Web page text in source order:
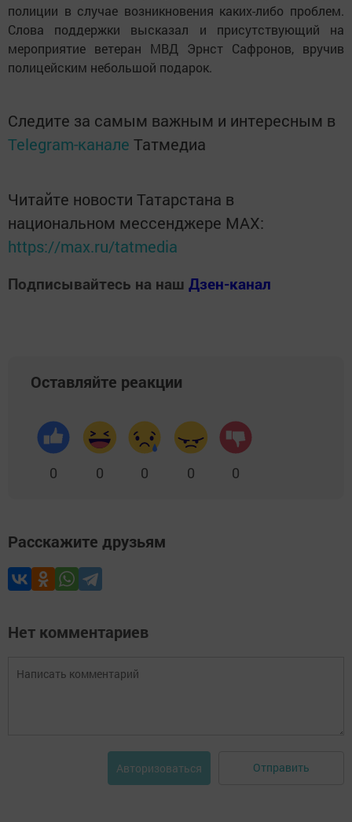
полиции в случае возникновения каких-либо проблем.
Слова поддержки высказал и присутствующий на
мероприятие ветеран МВД Эрнст Сафронов, вручив
полицейским небольшой подарок.
Следите за самым важным и интересным в
Telegram-канале Татмедиа
Читайте новости Татарстана в
национальном мессенджере MАХ:
https://max.ru/tatmedia
Подписывайтесь на наш Дзен-канал
Оставляйте реакции
0 0 0 0 0
Расскажите друзьям
Нет комментариев
Авторизоваться Отправить